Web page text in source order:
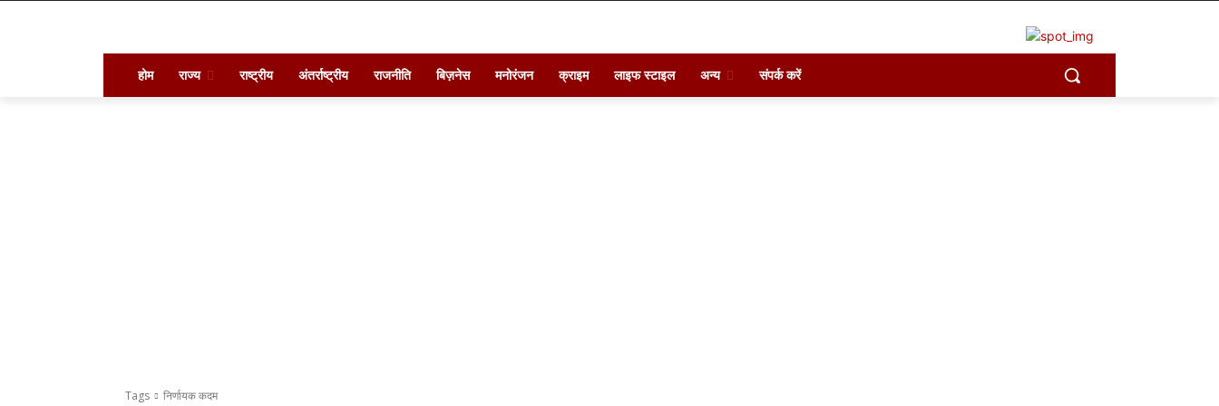
होम राज्य राष्ट्रीय अंतर्राष्ट्रीय राजनीति बिज़नेस मनोरंजन क्राइम लाइफ स्टाइल अन्य संपर्क करें
Tags निर्णायक कदम